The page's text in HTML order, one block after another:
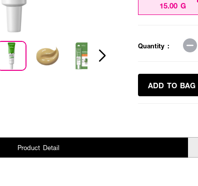
15.00 G
Quantity :
ADD TO BAG
Product Detail